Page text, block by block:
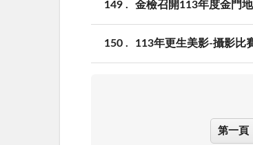
149 金檢召開113年度金門
150 113年更生美影-攝影比
第一頁